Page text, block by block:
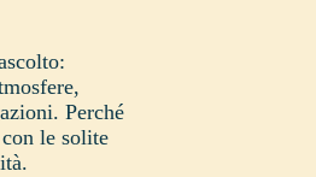
Perché
le solite